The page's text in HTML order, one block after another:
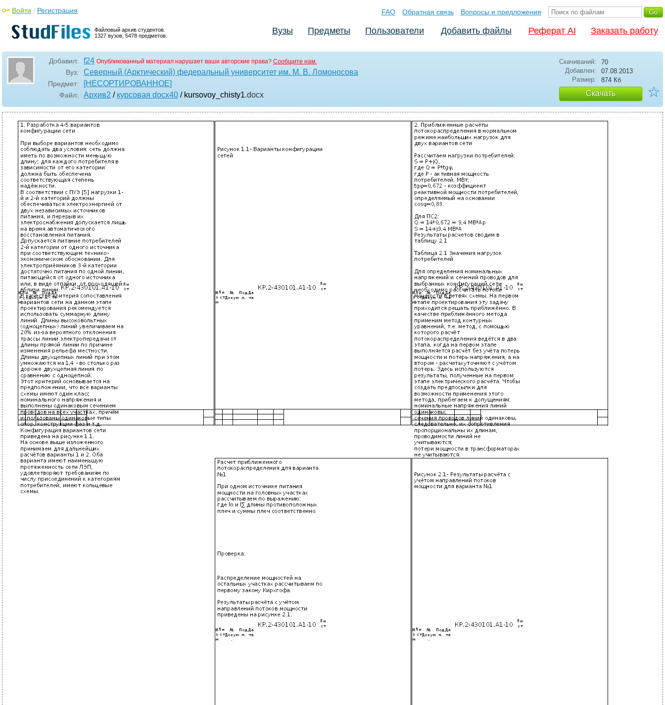
Файловый архив студентов.
1327 вузов, 5478 предметов.
Войти / Регистрация FAQ Обратная связь Вопросы и предложения
Вузы Предметы Пользователи Добавить файлы Реферат AI Заказать работу
Добавил: f24 Опубликованный материал нарушает ваши авторские права? Сообщите нам.
Вуз: Северный (Арктический) федеральный университет им. М. В. Ломоносова
Предмет: [НЕСОРТИРОВАННОЕ]
Файл: Архив2 / курсовая docx40 / kursovoy_chisty1.docx
Скачиваний:
70
Добавлен:
07.08.2013
Размер:
874 Кб
Скачать ☆